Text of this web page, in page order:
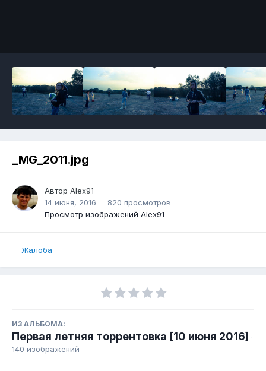
_MG_2011.jpg
Автор Alex91
14 июня, 2016
820 просмотров
Просмотр изображений Alex91
Жалоба
ИЗ АЛЬБОМА:
Первая летняя торрентовка [10 июня 2016] ·
140 изображений